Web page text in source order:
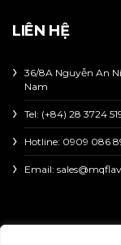
LIÊN HỆ
36/8A Nguyễn An
Nam
Tel: (+84) 28 3724
Hotline: 0909 086
Email: